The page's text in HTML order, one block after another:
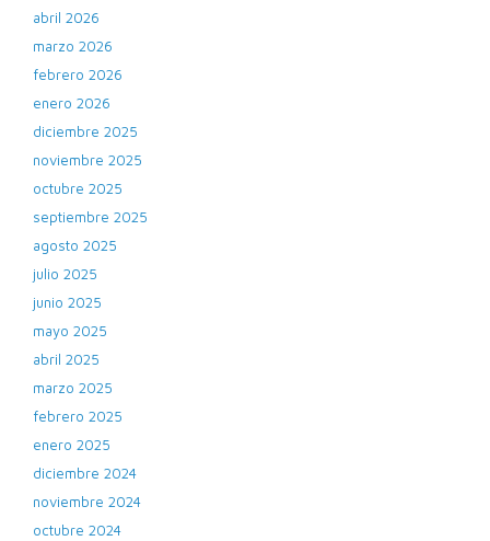
abril 2026
marzo 2026
febrero 2026
enero 2026
diciembre 2025
noviembre 2025
octubre 2025
septiembre 2025
agosto 2025
julio 2025
junio 2025
mayo 2025
abril 2025
marzo 2025
febrero 2025
enero 2025
diciembre 2024
noviembre 2024
octubre 2024